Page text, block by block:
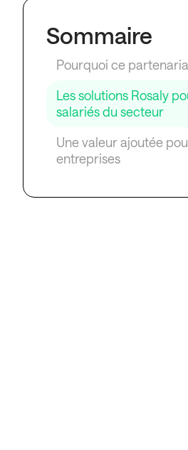
Sommaire
‍Pourquoi ce
‍Les solutions Rosaly
salariés du secteur‍
Une valeur ajoutée
entreprises‍